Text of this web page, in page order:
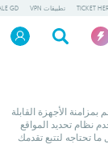
TICKET تطبيقات VPN GD
الأجهزة القابلة
نظام تحديد المواقع
تحتاجه لتتبع تقدمك